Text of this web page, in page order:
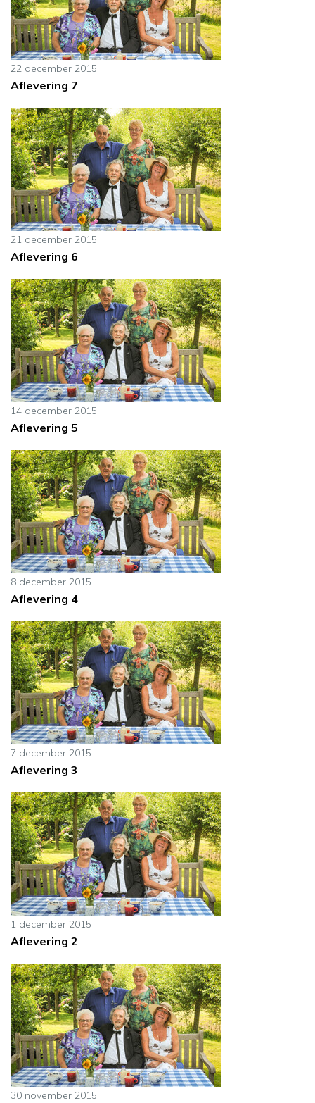
22 december 2015
Aflevering 7
21 december 2015
Aflevering 6
14 december 2015
Aflevering 5
8 december 2015
Aflevering 4
7 december 2015
Aflevering 3
1 december 2015
Aflevering 2
30 november 2015